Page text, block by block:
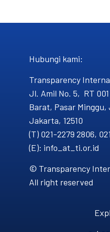
Hubungi kami​:
Transparency
Jl. Amil No. 5, RT
Barat, Pasar
Jakarta, 12510
(T) 021-2279 2806,
(E): info_at_ti.or.id
© Transparency
All right reserved